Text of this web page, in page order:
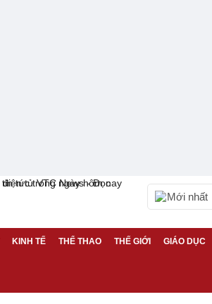
Mới nhất
KINH TẾ THỂ THAO THẾ GIỚI GIÁO DỤC